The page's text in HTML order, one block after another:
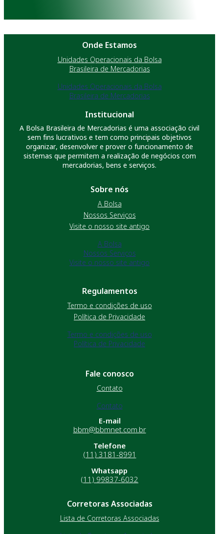
Onde Estamos
Unidades Operacionais da Bolsa
Brasileira de Mercadorias
Unidades Operacionais da Bolsa
Brasileira de Mercadorias
Institucional
A Bolsa Brasileira de Mercadorias é uma associação civil
sem fins lucrativos e tem como principais objetivos
organizar, desenvolver e prover o funcionamento de
sistemas que permitem a realização de negócios com
mercadorias, bens e serviços.
Sobre nós
A Bolsa
Nossos Serviços
Visite o nosso site antigo
A Bolsa
Nossos Serviços
Visite o nosso site antigo
Regulamentos
Termo e condições de uso
Política de Privacidade
Termo e condições de uso
Política de Privacidade
Fale conosco
Contato
Contato
E-mail
bbm@bbmnet.com.br
Telefone
(11) 3181-8991
Whatsapp
(11) 99837-6032
Corretoras Associadas
Lista de Corretoras Associadas